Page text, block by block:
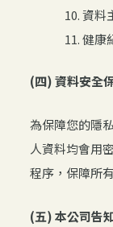
資料
健康
(四) 資料安全
為保障您的隱
人資料均會用
程序，保障所
(五) 本公司告